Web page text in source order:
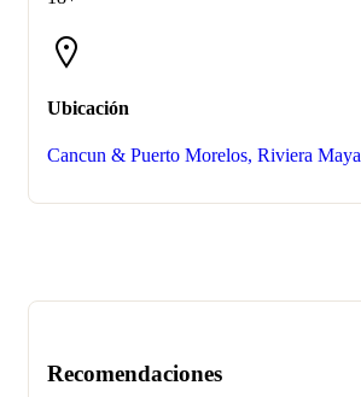
Ubicación
Cancun & Puerto Morelos, Riviera Maya
Recomendaciones